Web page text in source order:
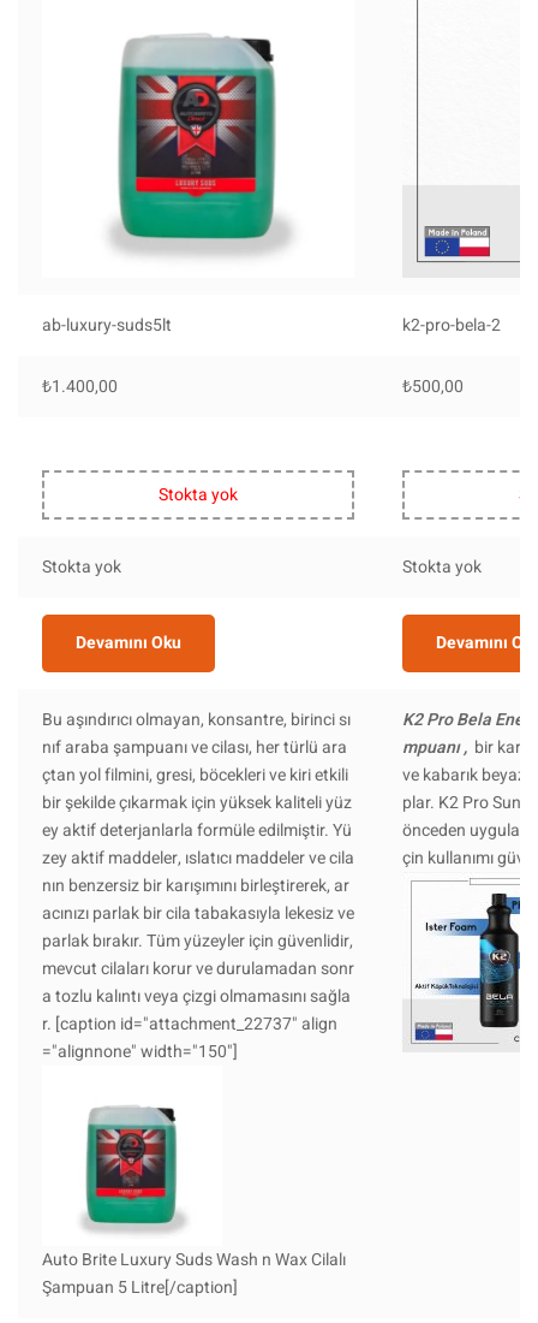
ab-luxury-suds5lt k2-pro-bela-2
₺1.400,00 ₺500,00
Stokta yok
Stokta yok Stokta yok
Devamını Oku Devamını
Bu aşındırıcı olmayan, konsantre, birinci sı
nıf araba şampuanı ve cilası, her türlü ara
çtan yol filmini, gresi, böcekleri ve kiri etkili
bir şekilde çıkarmak için yüksek kaliteli yüz
ey aktif deterjanlarla formüle edilmiştir. Yü
zey aktif maddeler, ıslatıcı maddeler ve cila
nın benzersiz bir karışımını birleştirerek, ar
acınızı parlak bir cila tabakasıyla lekesiz ve
parlak bırakır. Tüm yüzeyler için güvenlidir,
mevcut cilaları korur ve durulamadan sonr
a tozlu kalıntı veya çizgi olmamasını sağla
r. [caption id="attachment_22737" align
="alignnone" width="150"]
Auto Brite Luxury Suds Wash n Wax Cilalı
Şampuan 5 Litre[/caption]
K2 Pro Bela
mpuanı , bir kar
ve kabarık beyaz
plar. K2 Pro
önceden
çin kullanımı